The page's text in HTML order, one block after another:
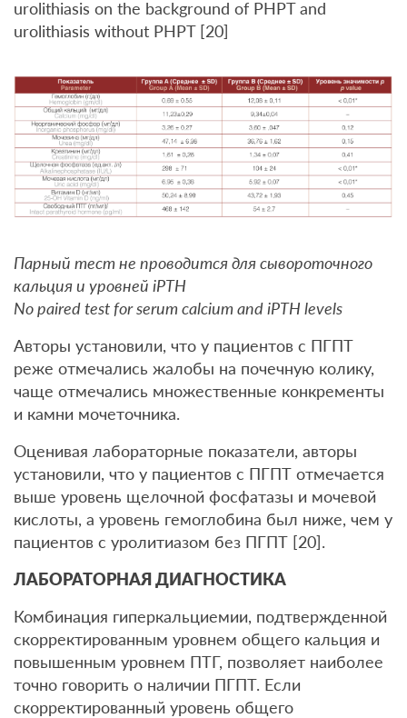
urolithiasis on the background of PHPT and
urolithiasis without PHPT [20]
Парный тест не проводится для сывороточного
кальция и уровней iPTH
No paired test for serum calcium and iPTH levels
Авторы установили, что у пациентов с ПГПТ
реже отмечались жалобы на почечную колику,
чаще отмечались множественные конкременты
и камни мочеточника.
Оценивая лабораторные показатели, авторы
установили, что у пациентов с ПГПТ отмечается
выше уровень щелочной фосфатазы и мочевой
кислоты, а уровень гемоглобина был ниже, чем у
пациентов с уролитиазом без ПГПТ [20].
ЛАБОРАТОРНАЯ ДИАГНОСТИКА
Комбинация гиперкальциемии, подтвержденной
скорректированным уровнем общего кальция и
повышенным уровнем ПТГ, позволяет наиболее
точно говорить о наличии ПГПТ. Если
скорректированный уровень общего